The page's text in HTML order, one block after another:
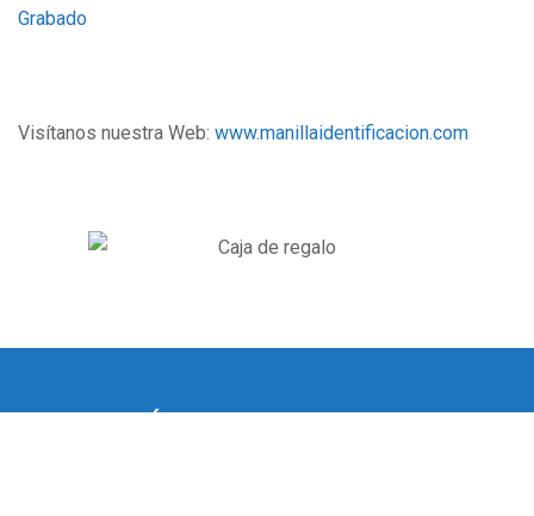
Grabado
Visítanos nuestra Web: www.manillaidentificacion.com